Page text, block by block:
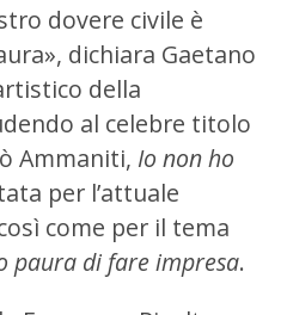
dovere civile è
dichiara Gaetano
della
al celebre titolo
Ammaniti, Io non ho
per l’attuale
come per il tema
paura di fare impresa.